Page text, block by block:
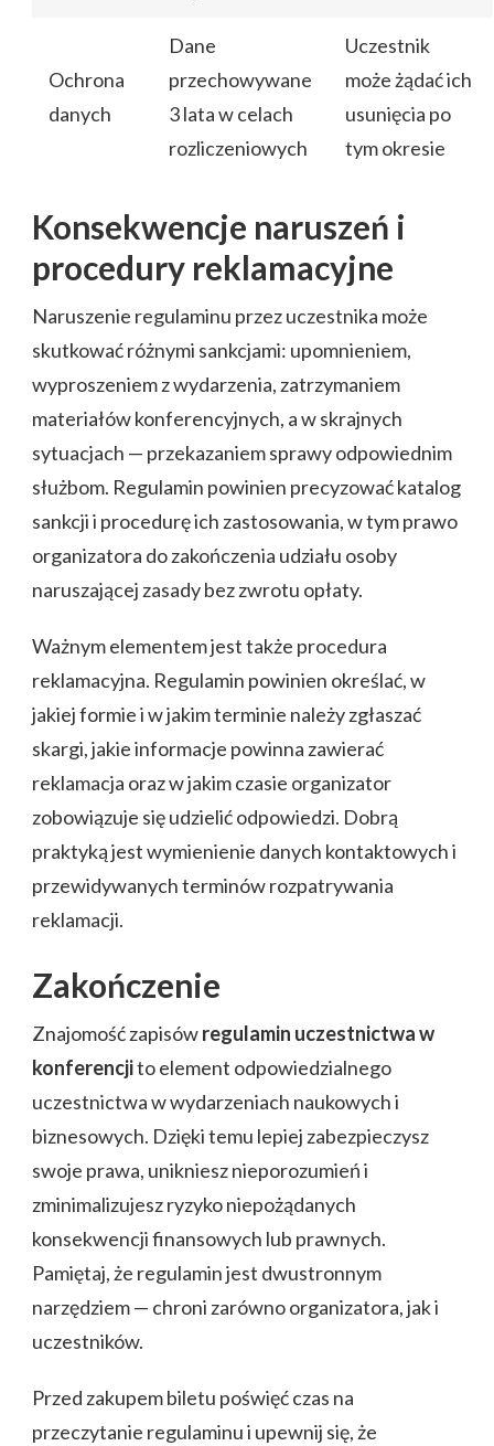
Ochrona
danych
Dane
przechowywane
3 lata w celach
rozliczeniowych
Uczestnik
może żądać ich
usunięcia po
tym okresie
Konsekwencje naruszeń i
procedury reklamacyjne
Naruszenie regulaminu przez uczestnika może
skutkować różnymi sankcjami: upomnieniem,
wyproszeniem z wydarzenia, zatrzymaniem
materiałów konferencyjnych, a w skrajnych
sytuacjach — przekazaniem sprawy odpowiednim
służbom. Regulamin powinien precyzować katalog
sankcji i procedurę ich zastosowania, w tym prawo
organizatora do zakończenia udziału osoby
naruszającej zasady bez zwrotu opłaty.
Ważnym elementem jest także procedura
reklamacyjna. Regulamin powinien określać, w
jakiej formie i w jakim terminie należy zgłaszać
skargi, jakie informacje powinna zawierać
reklamacja oraz w jakim czasie organizator
zobowiązuje się udzielić odpowiedzi. Dobrą
praktyką jest wymienienie danych kontaktowych i
przewidywanych terminów rozpatrywania
reklamacji.
Zakończenie
Znajomość zapisówregulamin uczestnictwa w
konferencjito element odpowiedzialnego
uczestnictwa w wydarzeniach naukowych i
biznesowych. Dzięki temu lepiej zabezpieczysz
swoje prawa, unikniesz nieporozumień i
zminimalizujesz ryzyko niepożądanych
konsekwencji finansowych lub prawnych.
Pamiętaj, że regulamin jest dwustronnym
narzędziem — chroni zarówno organizatora, jak i
uczestników.
Przed zakupem biletu poświęć czas na
przeczytanie regulaminu i upewnij się, że